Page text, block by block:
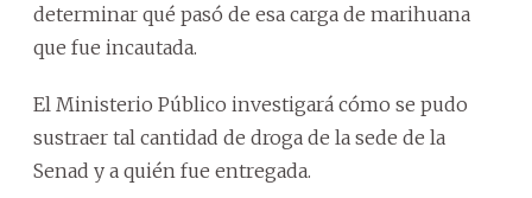
determinar qué pasó de esa carga de marihuana
que fue incautada.
El Ministerio Público investigará cómo se pudo
sustraer tal cantidad de droga de la sede de la
Senad y a quién fue entregada.